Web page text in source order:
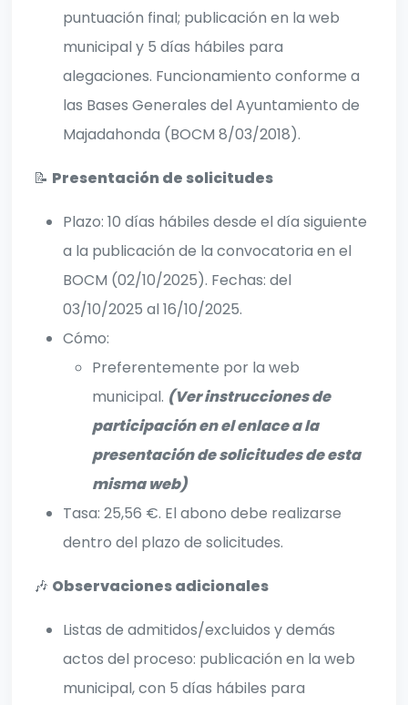
puntuación final; publicación en la web
municipal y 5 días hábiles para
alegaciones. Funcionamiento conforme a
las Bases Generales del Ayuntamiento de
Majadahonda (BOCM 8/03/2018).
📝 Presentación de solicitudes
Plazo: 10 días hábiles desde el día siguiente
a la publicación de la convocatoria en el
BOCM (02/10/2025). Fechas: del
03/10/2025 al 16/10/2025.
Cómo:
Preferentemente por la web
municipal. (Ver instrucciones de
participación en el enlace a la
presentación de solicitudes de esta
misma web)
Tasa: 25,56 €. El abono debe realizarse
dentro del plazo de solicitudes.
🎶 Observaciones adicionales
Listas de admitidos/excluidos y demás
actos del proceso: publicación en la web
municipal, con 5 días hábiles para